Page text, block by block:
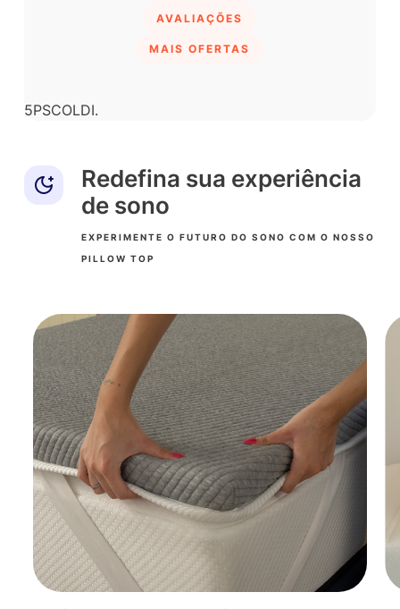
AVALIAÇÕES
MAIS OFERTAS
5PSCOLDI.
Redefina sua experiência
de sono
EXPERIMENTE O FUTURO DO SONO COM O NOSSO
PILLOW TOP